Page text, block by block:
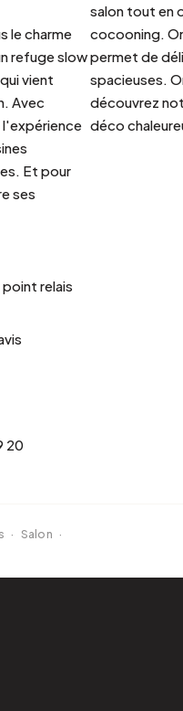
le charme
refuge slow
vient
Avec
l'expérience
Et pour
ses
salon tout en
cocooning.
permet de
spacieuses.
découvrez
déco
point relais
20
· Salon ·